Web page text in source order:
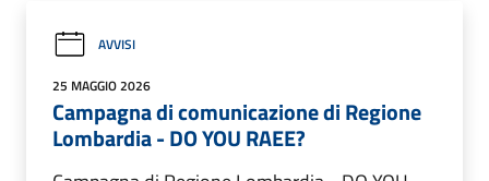
AVVISI
25 MAGGIO 2026
Campagna di comunicazione di Regione
Lombardia - DO YOU RAEE?